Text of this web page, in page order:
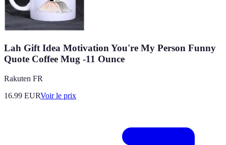
Lah Gift Idea Motivation You're My Person Funny
Quote Coffee Mug -11 Ounce
Rakuten FR
16.99 EURVoir le prix